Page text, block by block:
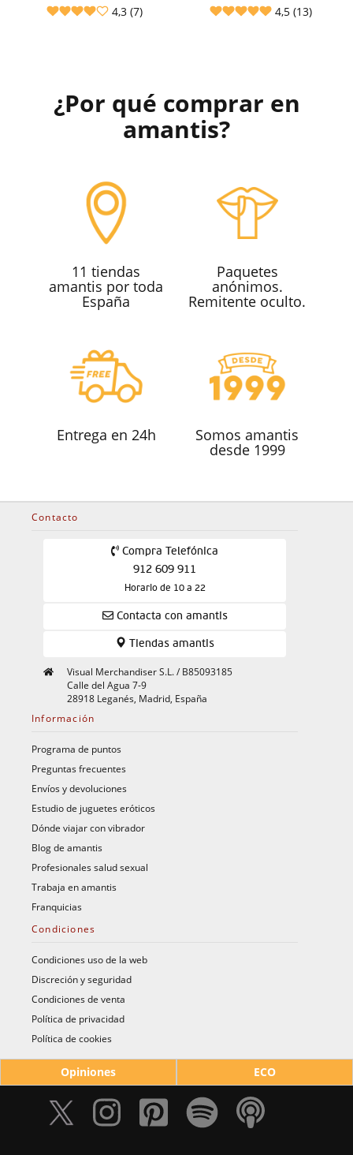
4,3 (7) 4,5 (13)
¿Por qué comprar en
amantis?
11 tiendas
amantis por toda
España
Paquetes
anónimos.
Remitente oculto.
Entrega en 24h Somos amantis
desde 1999
Contacto
Compra Telefónica
912 609 911
Horario de 10 a 22
Contacta con amantis
Tiendas amantis
Visual Merchandiser S.L. / B85093185
Calle del Agua 7-9
28918 Leganés, Madrid, España
Información
Programa de puntos
Preguntas frecuentes
Envíos y devoluciones
Estudio de juguetes eróticos
Dónde viajar con vibrador
Blog de amantis
Profesionales salud sexual
Trabaja en amantis
Franquicias
Condiciones
Condiciones uso de la web
Discreción y seguridad
Condiciones de venta
Política de privacidad
Política de cookies
Opiniones ECO